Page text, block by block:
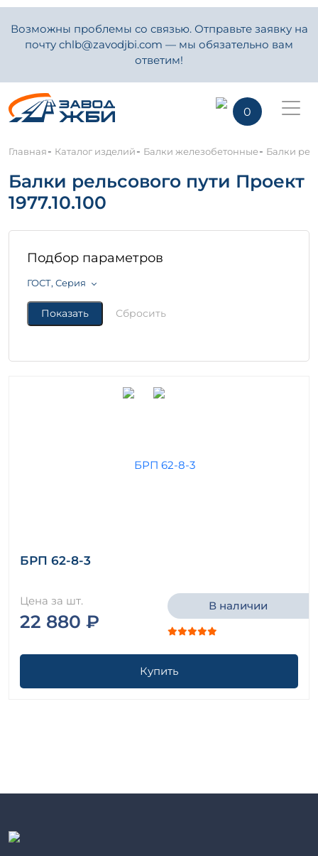
Возможны проблемы со связью. Отправьте заявку на
почту chlb@zavodjbi.com — мы обязательно вам
ответим!
0
Главная- Каталог изделий- Балки железобетонные- Балки
Балки рельсового пути Проект
1977.10.100
Подбор параметров
ГОСТ, Серия
БРП 62-8-3
Цена за шт.
22 880 ₽
В наличии
Купить